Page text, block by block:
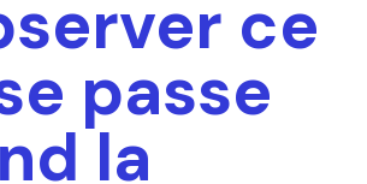
ce
passe
la